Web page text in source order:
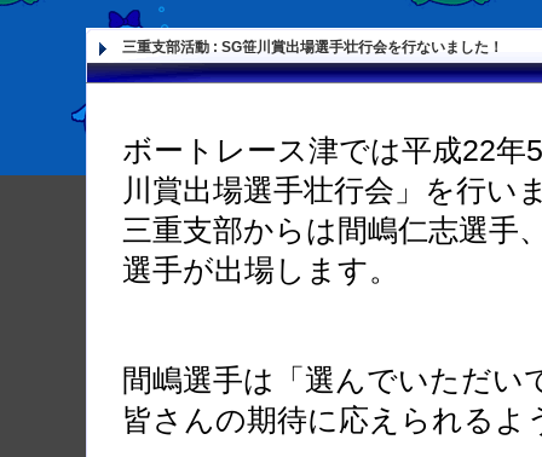
三重支部活動 : SG笹川賞出場選手壮行会を行ないました！
ボートレース津では平成22年
川賞出場選手壮行会」を行い
三重支部からは間嶋仁志選手
選手が出場します。
間嶋選手は「選んでいただい
皆さんの期待に応えられるよ